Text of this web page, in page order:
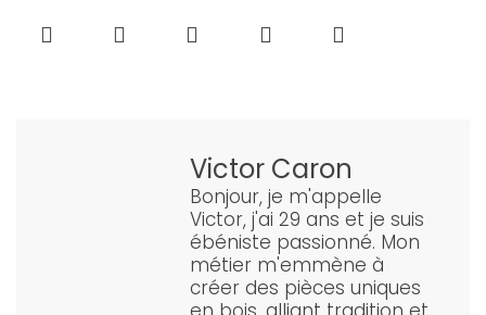
Victor Caron
Bonjour, je m'appelle
Victor, j'ai 29 ans et je suis
ébéniste passionné. Mon
métier m'emmène à
créer des pièces uniques